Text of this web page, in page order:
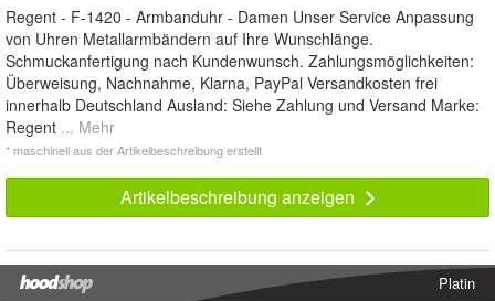
Regent - F-1420 - Armbanduhr - Damen Unser Service Anpassung
von Uhren Metallarmbändern auf Ihre Wunschlänge.
Schmuckanfertigung nach Kundenwunsch. Zahlungsmöglichkeiten:
Überweisung, Nachnahme, Klarna, PayPal Versandkosten frei
innerhalb Deutschland Ausland: Siehe Zahlung und Versand Marke:
Regent ... Mehr
* maschinell aus der Artikelbeschreibung erstellt
Artikelbeschreibung anzeigen
Platin